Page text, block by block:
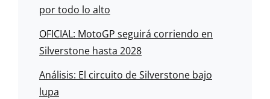
por todo lo alto
OFICIAL: MotoGP seguirá corriendo en
Silverstone hasta 2028
Análisis: El circuito de Silverstone bajo
lupa